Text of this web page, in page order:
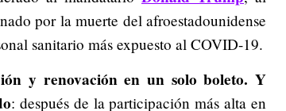
por la muerte del afroestadounidense
sanitario más expuesto al COVID-19.
y renovación en un solo boleto. Y
: después de la participación más alta en